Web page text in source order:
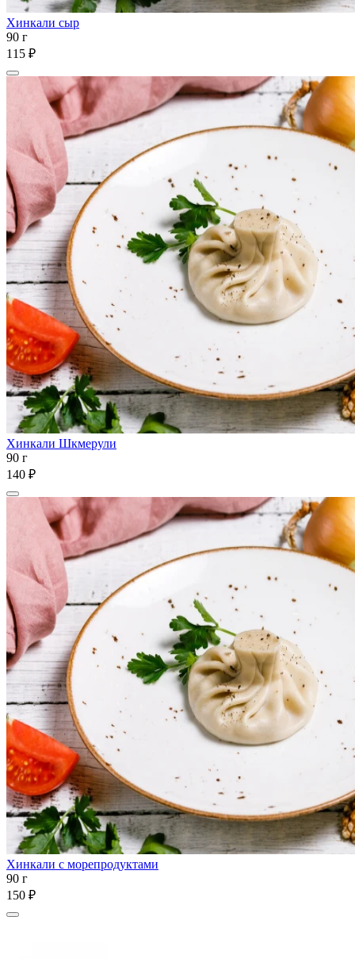
Хинкали сыр
90 г
115 ₽
Хинкали Шкмерули
90 г
140 ₽
Хинкали с морепродуктами
90 г
150 ₽